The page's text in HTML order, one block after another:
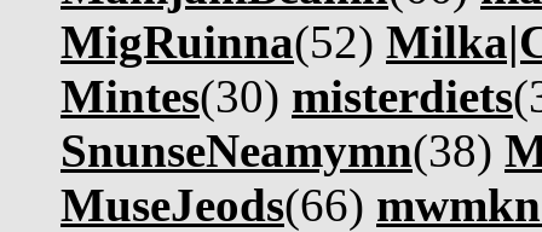
MigRuinna(52)
Mintes(30) misterdiets
SnunseNeamymn(38)
MuseJeods(66)